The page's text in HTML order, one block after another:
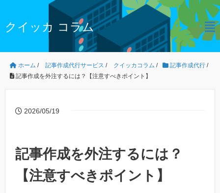
クイッカ コラム
ホーム / 記事作成代行サービス / クイッカコラム / 記事作成代行 /
記事作成を外注するには？【注意すべきポイント】
2026/05/19
記事作成を外注するには？
【注意すべきポイント】